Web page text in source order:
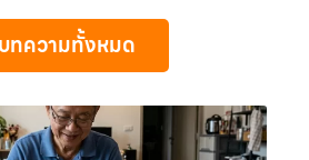
ซื้อโทรศัพท์, รับซื้อแมคบุค, รับซื้อโน๊ตบุ๊ค, รับ
กี่ยวกับสินค้าไอที กรุงเทพฯ – เราพร้อมให้
รา เราให้บริการแบบครบวงจรสำหรับลูกค้าที่
อง ฟรี ปราบปรามความยุ่งยากทั้งหลาย โดย
เงินทันทีเมื่อตกลงซื้อขายสำเร็จ บริการของเรา
ม่-เก่า, Samsung ทุกรุ่น, iPad และแท็บเล็ต
นสภาพใช้งานแล้ว ตกแต่งแล้ว หรือมีรอยบ้าง
ขึ้นอยู่แค่ยี่ห้อ แต่ขึ้นอยู่กับสภาพจริง ความครบ
ยของคุณ เราจึงตั้งใจให้บริการในเขต
ซื้อมือถือ หรือ รับซื้อแท็บเล็ต ที่ให้ราคาเป็น
ารครอบคลุมทั่วกรุงเทพ และพื้นที่ใกล้เคียง รับ
ล้ฉัน รับซื้อ iPhone ทุกรุ่น ให้ราคาสูง พร้อม
สู่ “รับซื้อขายมือถือ.com” เว็บไซต์ที่คุณไว้
อ มือถือ iPhone, Samsung, iPad, แท็บเล็ต
ทความทั้งหมด